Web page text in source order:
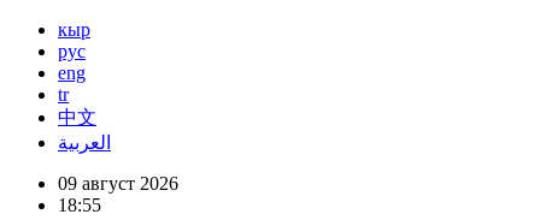
кыр
рус
eng
tr
中文
العربية
09 август 2026
18:55